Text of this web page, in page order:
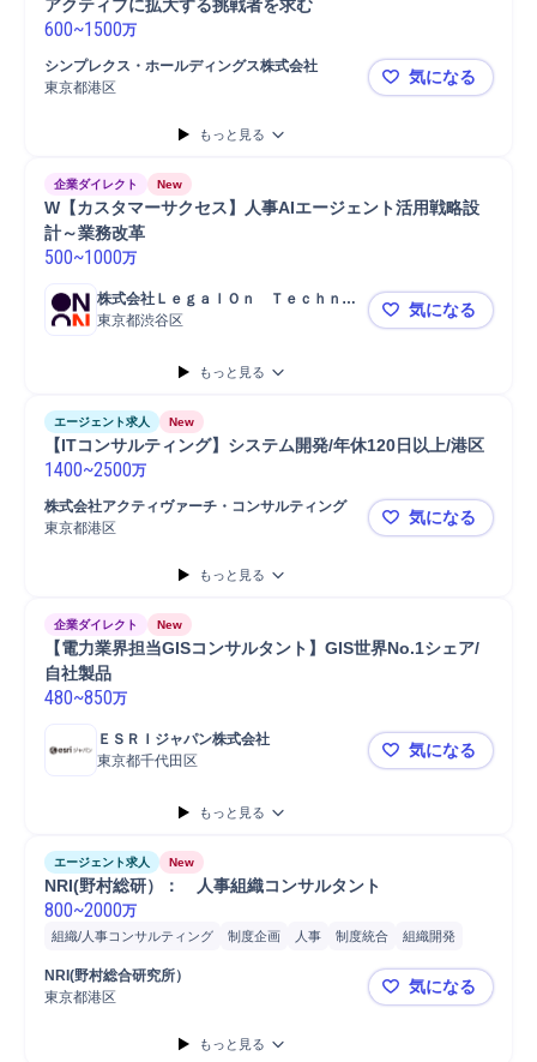
アクティブに拡大する挑戦者を求む
600~1500万
シンプレクス・ホールディングス株式会社
東京都港区
【シンプレ
気になる
もっと見る
企業ダイレクト New
W【カスタマーサクセス】人事AIエージェント活用戦略設
計～業務改革
500~1000万
株式会社ＬｅｇａｌＯｎ　Ｔｅｃｈｎｏ
ｌｏｇｉｅｓ
東京都渋谷区 W【カスタ
気になる
もっと見る
エージェント求人 New
【ITコンサルティング】システム開発/年休120日以上/港区
1400~2500万
株式会社アクティヴァーチ・コンサルティング
東京都港区
【ITコンサ
気になる
もっと見る
企業ダイレクト New
【電力業界担当GISコンサルタント】GIS世界No.1シェア/
自社製品
480~850万
ＥＳＲＩジャパン株式会社
東京都千代田区
【電力業界
気になる
もっと見る
エージェント求人 New
NRI(野村総研）：　人事組織コンサルタント
800~2000万
組織/人事コンサルティング 制度企画 人事 制度統合
組織開発
導入支援
コンサルタント
NRI(野村総合研究所）
東京都港区
NRI(野村総
気になる
もっと見る